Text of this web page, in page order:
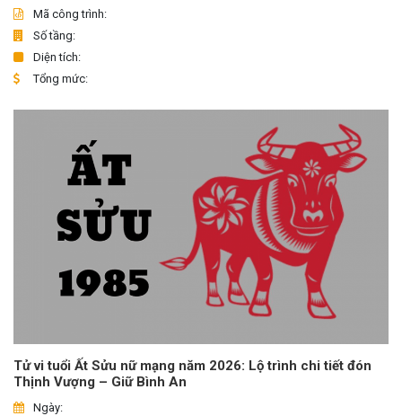
Mã công trình:
Số tầng:
Diện tích:
Tổng mức:
Tử vi tuổi Ất Sửu nữ mạng năm 2026: Lộ trình chi tiết đón
Thịnh Vượng – Giữ Bình An
Ngày: